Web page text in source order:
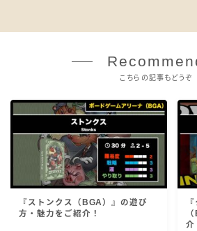
こちらの記事もどうぞ
『ストンクス（BGA）』の遊び
方・魅力をご紹介！
介